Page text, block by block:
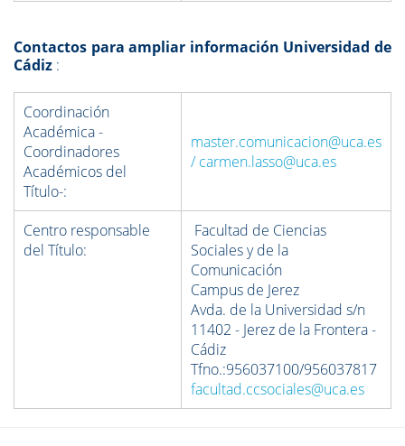
Contactos para ampliar información Universidad de
Cádiz :
Coordinación
Académica -
Coordinadores
Académicos del
Título-:
master.comunicacion@uca.es
/carmen.lasso@uca.es
Centro responsable
del Título:
Facultad de Ciencias
Sociales y de la
Comunicación
Campus de Jerez
Avda. de la Universidad s/n
11402 - Jerez de la Frontera -
Cádiz
Tfno.:956037100/956037817
facultad.ccsociales@uca.es